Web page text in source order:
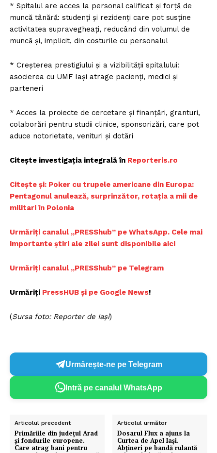
* Spitalul are acces la personal calificat și forță de
muncă tânără: studenți și rezidenți care pot susține
activitatea supravegheați, reducând din volumul de
muncă și, implicit, din costurile cu personalul
* Creșterea prestigiului și a vizibilității spitalului:
asocierea cu UMF Iași atrage pacienți, medici și
parteneri
* Acces la proiecte de cercetare și finanțări, granturi,
colaborări pentru studii clinice, sponsorizări, care pot
aduce notorietate, venituri și dotări
Citește investigația integrală în Reporteris.ro
Citește și: Poker cu trupele americane din Europa:
Pentagonul anulează, surprinzător, rotația a mii de
militari în Polonia
Urmăriți canalul „PRESShub” pe WhatsApp. Cele mai
importante știri ale zilei sunt disponibile aici
Urmăriți canalul „PRESShub” pe Telegram
Urmăriți PressHUB și pe Google News!
(Sursa foto: Reporter de Iași)
Urmărește-ne pe Telegram
Intră pe canalul WhatsApp
Articolul precedent
Primăriile din județul Arad
și fondurile europene.
Care atrag bani pentru
Articolul următor
Dosarul Flux a ajuns la
Curtea de Apel Iași.
Abțineri pe bandă rulantă